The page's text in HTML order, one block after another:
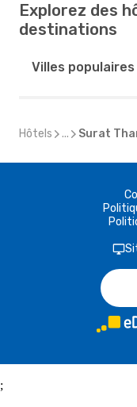
Explorez des
destinations
Villes populaires
Hôtels ... Surat
;